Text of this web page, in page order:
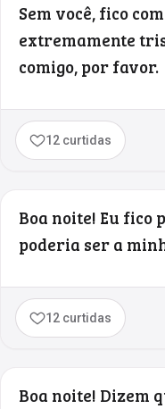
Sem você, fico
extremamente
comigo, por favor.
12 curtidas
Boa noite! Eu fico
poderia ser a
12 curtidas
Boa noite! Dizem